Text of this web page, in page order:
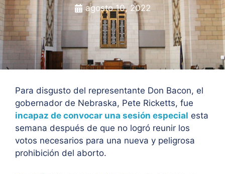
agosto 10, 2022
Para disgusto del representante Don Bacon, el
gobernador de Nebraska, Pete Ricketts, fue
incapaz de convocar una sesión especial esta
semana después de que no logró reunir los
votos necesarios para una nueva y peligrosa
prohibición del aborto.